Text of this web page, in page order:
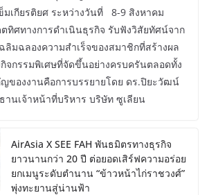
มเกียรติยศ ระหว่างวันที่ 8-9 สิงหาคม
ตทิศทางการดำเนินธุรกิจ รับฟังวิสัยทัศน์จาก
ลิมฉลองความสำเร็จของสมาชิกที่สร้างผล
จกรรมพิเศษที่จัดขึ้นอย่างครบครันตลอดทั้ง
ของงานคือการบรรยายโดย ดร.ปิยะวัฒน์
านเจ้าหน้าที่บริหาร บริษัท ซูเลียน
AirAsia X SEE FAH พันธมิตรทางธุรกิจ
ยาวนานกว่า 20 ปี ต่อยอดเสิร์ฟความอร่อย
ยกเมนูระดับตำนาน “ข้าวหน้าไก่ราชวงศ์”
พุ่งทะยานสู่น่านฟ้า